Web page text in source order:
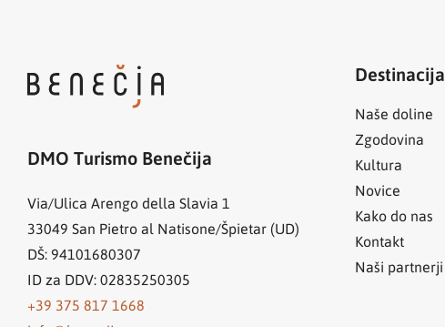
DMO Turismo Benečija
Via/Ulica Arengo della Slavia 1
33049 San Pietro al Natisone/Špietar (UD)
DŠ: 94101680307
ID za DDV: 02835250305
+39 375 817 1668
Destinacija
Naše doline
Zgodovina
Kultura
Novice
Kako do nas
Kontakt
Naši partnerji